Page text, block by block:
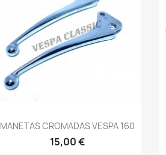
Vista rápida
MANETAS CROMADAS VESPA 160
15,00 €